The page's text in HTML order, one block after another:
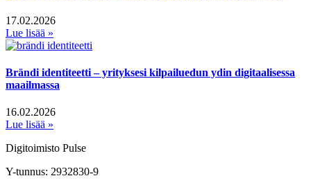
17.02.2026
Lue lisää »
Brändi identiteetti – yrityksesi kilpailuedun ydin digitaalisessa
maailmassa
16.02.2026
Lue lisää »
Digitoimisto Pulse
Y-tunnus: 2932830-9